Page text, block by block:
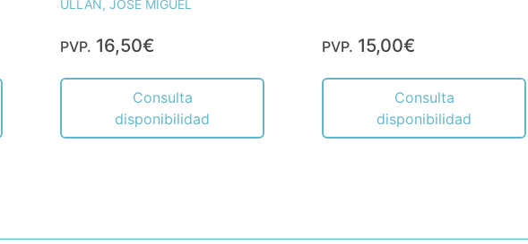
ULLAN, JOSE MIGUEL
PVP. 16,50€
Consulta
disponibilidad
PVP. 15,00€
Consulta
disponibilidad